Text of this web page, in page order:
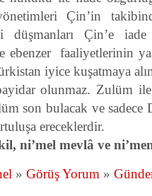
Çin’in
düşmanları Çin’e
faaliyetlerinin
iyice kuşatmaya
olunmaz. Zulüm ile
son bulacak ve sadece
ereceklerdir.
ni’mel mevlâ ve
» Görüş Yorum »